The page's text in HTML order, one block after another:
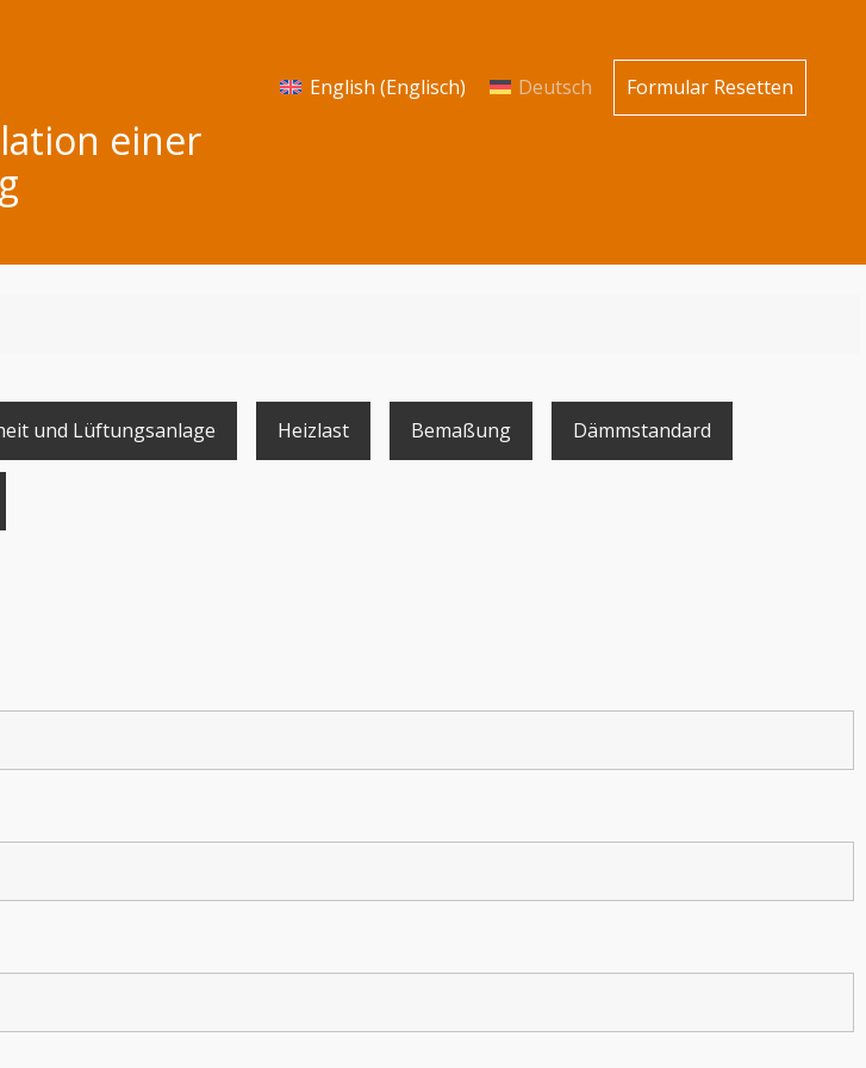
einer
und Lüftungsanlage Heizlast Bemaßung Dämmstandard
English (Englisch) Deutsch Formular Resetten